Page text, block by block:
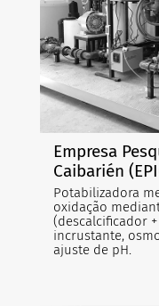
Empresa
Caibarién
Potabilizadora
oxidação
(descalcificador
incrustante,
ajuste de pH.